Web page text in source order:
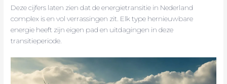
Deze cijfers laten zien dat de energietransitie in Nederland
complex is en vol verrassingen zit. Elk type hernieuwbare
energie heeft zijn eigen pad en uitdagingen in deze
transitieperiode.